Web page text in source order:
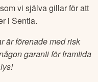
vi själva gillar för att
iSentia.
är förenade med risk
garanti för framtida